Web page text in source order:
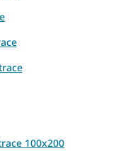
100x200